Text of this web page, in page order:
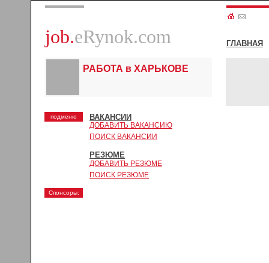
job.eRynok.com ГЛАВНАЯ
РАБОТА в ХАРЬКОВЕ
подменю ВАКАНСИИ
ДОБАВИТЬ ВАКАНСИЮ
ПОИСК ВАКАНСИИ
РЕЗЮМЕ
ДОБАВИТЬ РЕЗЮМЕ
ПОИСК РЕЗЮМЕ
Спонсоры: